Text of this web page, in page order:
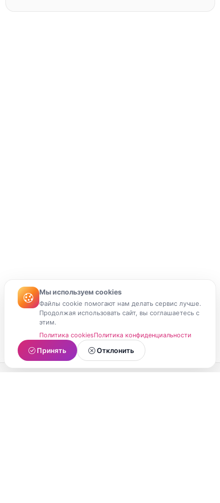
Мы используем cookies
Файлы cookie помогают нам делать сервис лучше.
Продолжая использовать сайт, вы соглашаетесь с
этим.
Политика cookiesПолитика конфиденциальности
Принять Отклонить